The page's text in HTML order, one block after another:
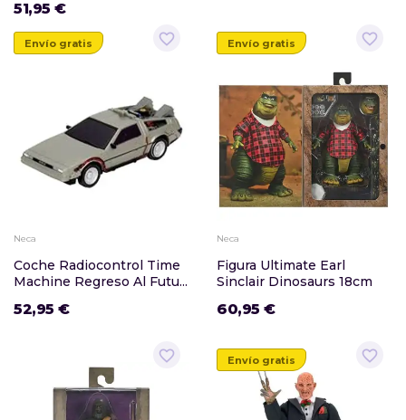
51,95 €
favorite_border
Envío gratis
Neca
Coche Radiocontrol Time
Machine Regreso Al Futu...
52,95 €
favorite_border
Envío gratis
Neca
Figura Ultimate Earl
Sinclair Dinosaurs 18cm
60,95 €
favorite_border favorite_border
Envío gratis